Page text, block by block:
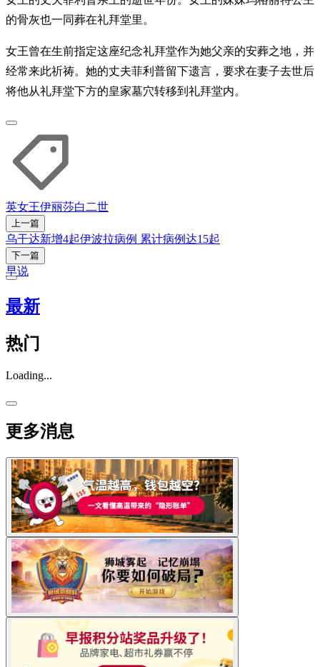
的骨灰也一同葬在礼拜堂里。
女王曾在生前指定这座纪念礼拜堂作为她父亲的安葬之地，并
经常来此祈祷。她的丈夫菲利普留下遗言，要求在妻子去世后
将他从礼拜堂下方的皇家墓穴转移到礼拜堂内。
英女王伊丽莎白二世
上一篇
乌干达新增4起伊波拉病例 累计病例达15起
下一篇
早说
最新
热门
Loading...
更多消息